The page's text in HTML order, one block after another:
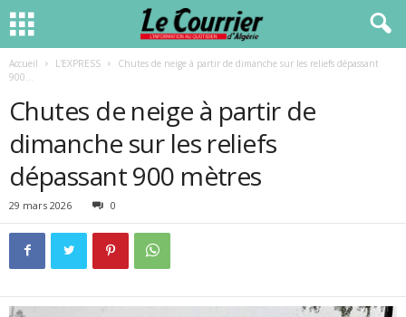
Accueil L'EXPRESS
Chutes de neige à partir de dimanche sur les reliefs dépassant
900...
Chutes de neige à partir de
dimanche sur les reliefs
dépassant 900 mètres
29 mars 2026 0